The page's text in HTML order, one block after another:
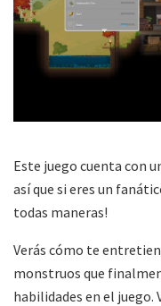
Este juego cuenta con
así que si eres un
todas maneras!
Verás cómo te
monstruos que
habilidades en el juego.